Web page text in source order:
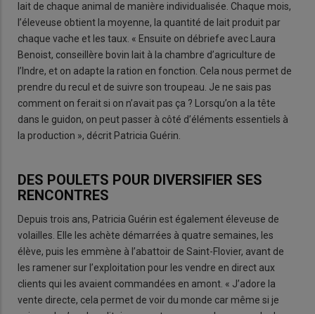
lait de chaque animal de manière individualisée. Chaque mois,
l’éleveuse obtient la moyenne, la quantité de lait produit par
chaque vache et les taux. « Ensuite on débriefe avec Laura
Benoist, conseillère bovin lait à la chambre d’agriculture de
l’Indre, et on adapte la ration en fonction. Cela nous permet de
prendre du recul et de suivre son troupeau. Je ne sais pas
comment on ferait si on n’avait pas ça ? Lorsqu’on a la tête
dans le guidon, on peut passer à côté d’éléments essentiels à
la production », décrit Patricia Guérin.
DES POULETS POUR DIVERSIFIER SES
RENCONTRES
Depuis trois ans, Patricia Guérin est également éleveuse de
volailles. Elle les achète démarrées à quatre semaines, les
élève, puis les emmène à l’abattoir de Saint-Flovier, avant de
les ramener sur l’exploitation pour les vendre en direct aux
clients qui les avaient commandées en amont. « J’adore la
vente directe, cela permet de voir du monde car même si je